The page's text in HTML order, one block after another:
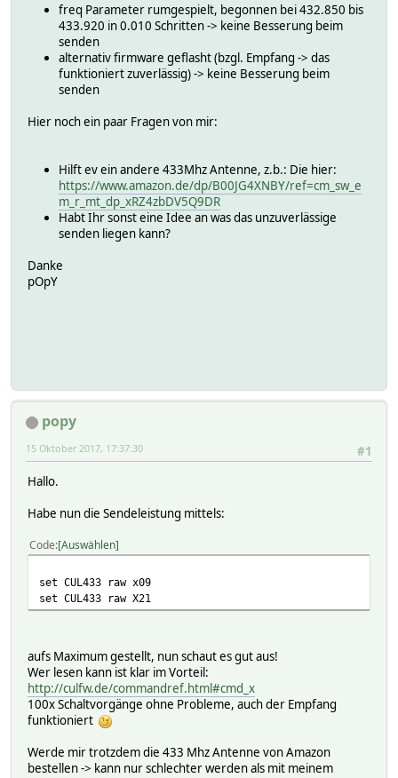
freq Parameter rumgespielt, begonnen bei 432.850 bis
433.920 in 0.010 Schritten -> keine Besserung beim
senden
alternativ firmware geflasht (bzgl. Empfang -> das
funktioniert zuverlässig) -> keine Besserung beim
senden
Hier noch ein paar Fragen von mir:
Hilft ev ein andere 433Mhz Antenne, z.b.: Die hier:
https://www.amazon.de/dp/B00JG4XNBY/ref=cm_sw_e
m_r_mt_dp_xRZ4zbDV5Q9DR
Habt Ihr sonst eine Idee an was das unzuverlässige
senden liegen kann?
Danke
pOpY
popy
#1
15 Oktober 2017, 17:37:30
Hallo.
Habe nun die Sendeleistung mittels:
Code Auswählen
set CUL433 raw x09
set CUL433 raw X21
aufs Maximum gestellt, nun schaut es gut aus!
Wer lesen kann ist klar im Vorteil:
http://culfw.de/commandref.html#cmd_x
100x Schaltvorgänge ohne Probleme, auch der Empfang
funktioniert
Werde mir trotzdem die 433 Mhz Antenne von Amazon
bestellen -> kann nur schlechter werden als mit meinem